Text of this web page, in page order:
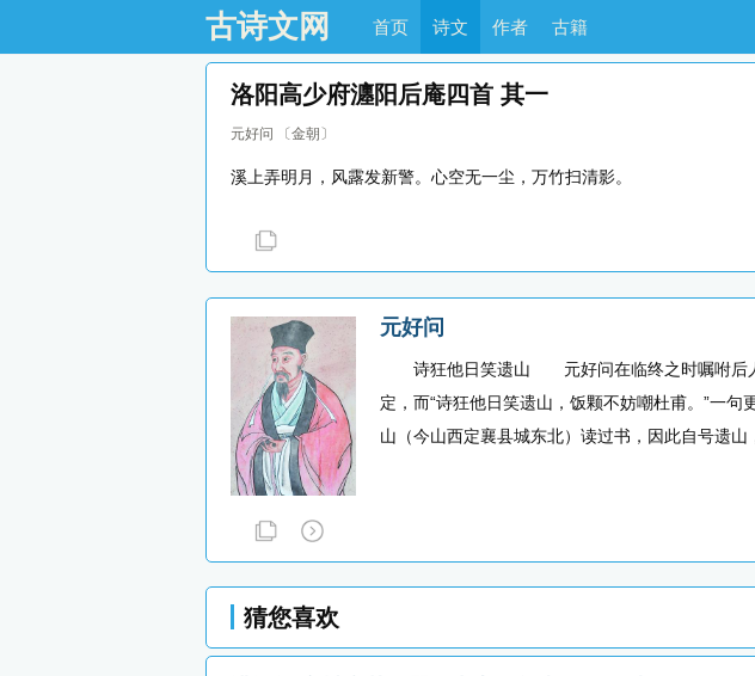
古诗文网 首页 诗文 作者 古籍
洛阳高少府瀍阳后庵四首 其一
元好问 〔金朝〕
溪上弄明月，风露发新警。心空无一尘，万竹扫清影。
元好问
诗狂他日笑遗山 元好问在临终之时嘱咐后人
定，而“诗狂他日笑遗山，饭颗不妨嘲杜甫。”一
山（今山西定襄县城东北）读过书，因此自号遗
猜您喜欢